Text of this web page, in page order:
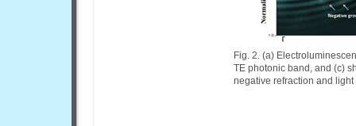
Fig. 2. (a)
TE photonic band, and (c)
negative refraction and